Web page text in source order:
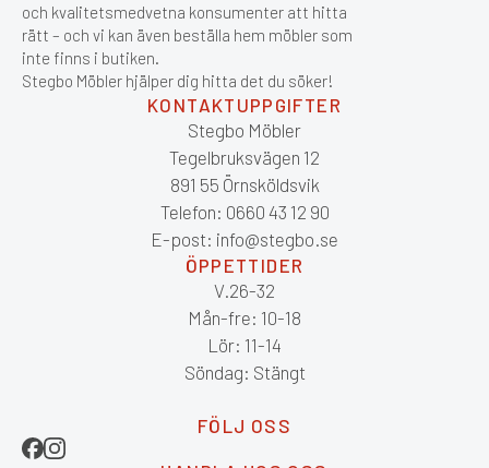
och kvalitetsmedvetna konsumenter att hitta
rätt – och vi kan även beställa hem möbler som
inte finns i butiken.
Stegbo Möbler hjälper dig hitta det du söker!
KONTAKTUPPGIFTER
Stegbo Möbler
Tegelbruksvägen 12
891 55 Örnsköldsvik
Telefon: 0660 43 12 90
E-post: info@stegbo.se
ÖPPETTIDER
V.26-32
Mån-fre: 10-18
Lör: 11-14
Söndag: Stängt
FÖLJ OSS